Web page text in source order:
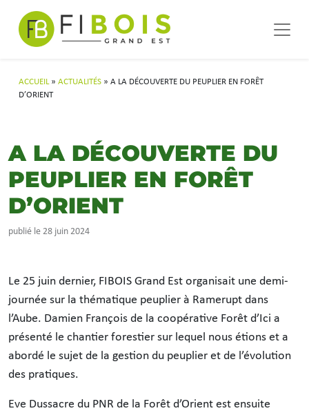
Navigation principale
ACCUEIL» ACTUALITÉS » A LA DÉCOUVERTE DU PEUPLIER EN FORÊT
D’ORIENT
A LA DÉCOUVERTE DU
PEUPLIER EN FORÊT
D’ORIENT
publié le 28 juin 2024
Le 25 juin dernier, FIBOIS Grand Est organisait une demi-
journée sur la thématique peuplier à Ramerupt dans
l’Aube. Damien François de la coopérative Forêt d’Ici a
présenté le chantier forestier sur lequel nous étions et a
abordé le sujet de la gestion du peuplier et de l’évolution
des pratiques.
Eve Dussacre du PNR de la Forêt d’Orient est ensuite